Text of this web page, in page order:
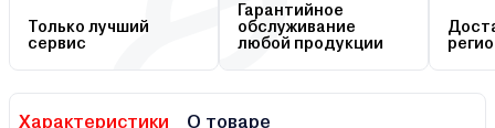
Только лучший
сервис
Гарантийное
обслуживание
любой продукции
Характеристики О товаре